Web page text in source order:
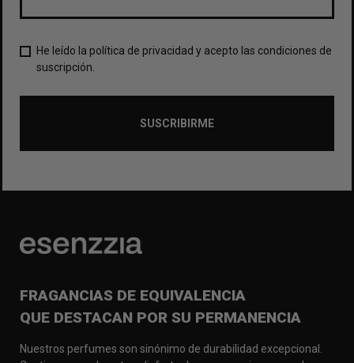
He leído la política de privacidad y acepto las condiciones de
suscripción.
SUSCRIBIRME
FRAGANCIAS DE EQUIVALENCIA
QUE DESTACAN POR SU PERMANENCIA
Nuestros perfumes son sinónimo de durabilidad excepcional.